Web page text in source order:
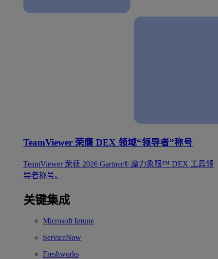
TeamViewer 荣膺 DEX 领域“领导者”称号
TeamViewer 荣获 2026 Gartner® 魔力象限™ DEX 工具领
导者称号。
关键集成
Microsoft Intune
ServiceNow
Freshworks